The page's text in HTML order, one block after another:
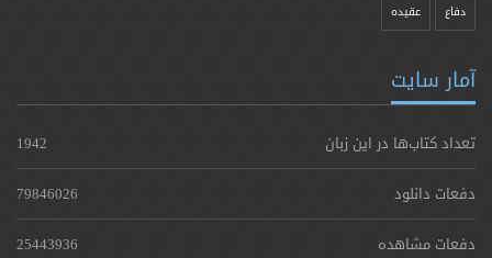
دفاع عقیده
آمار سایت
تعداد کتاب‌ها در این زبان
1942
دفعات دانلود
79846026
دفعات مشاهده
25443936